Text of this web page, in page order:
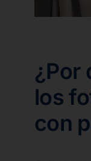
¿Por
los
con